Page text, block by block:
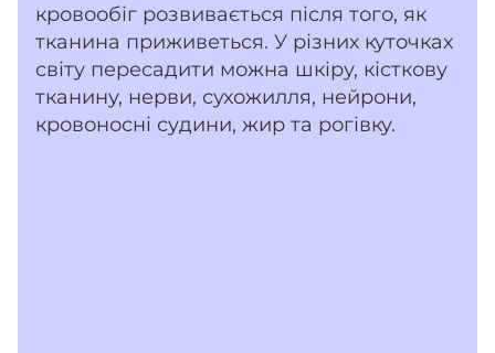
кровообіг розвивається після того, як
тканина приживеться. У різних куточках
світу пересадити можна шкіру, кісткову
тканину, нерви, сухожилля, нейрони,
кровоносні судини, жир та рогівку.